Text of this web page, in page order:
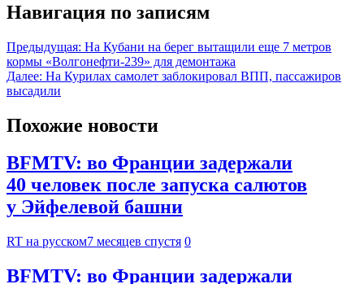
Навигация по записям
Предыдущая: На Кубани на берег вытащили еще 7 метров
кормы «Волгонефти-239» для демонтажа
Далее: На Курилах самолет заблокировал ВПП, пассажиров
высадили
Похожие новости
BFMTV: во Франции задержали
40 человек после запуска салютов
у Эйфелевой башни
RT на русском7 месяцев спустя 0
BFMTV: во Франции задержали